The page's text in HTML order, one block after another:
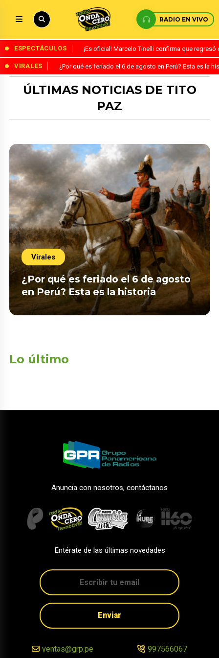
RADIO EN VIVO
ESPECTÁCULOS ¡Es oficial! Marcelo Tinelli confirma que
VIRALES ¿Por qué es feriado el 6 de agosto en Perú? Esta es la
ÚLTIMAS NOTICIAS DE TITO
PAZ
Virales
¿Por qué es feriado el 6 de agosto
en Perú? Esta es la historia
Lo último
Anuncia con nosotros, contáctanos
Entérate de las últimas novedades
Enviar
ventas@grp.pe 997566067